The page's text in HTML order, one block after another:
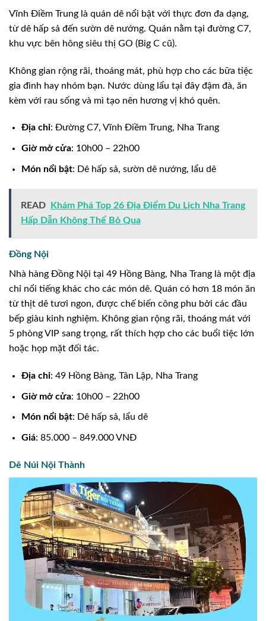
Vĩnh Điềm Trung là quán dê nổi bật với thực đơn đa dạng,
từ dê hấp sả đến sườn dê nướng. Quán nằm tại đường C7,
khu vực bên hông siêu thị GO (Big C cũ).
Không gian rộng rãi, thoáng mát, phù hợp cho các bữa tiệc
gia đình hay nhóm bạn. Nước dùng lẩu tại đây đậm đà, ăn
kèm với rau sống và mì tạo nên hương vị khó quên.
Địa chỉ: Đường C7, Vĩnh Điềm Trung, Nha Trang
Giờ mở cửa: 10h00 – 22h00
Món nổi bật: Dê hấp sả, sườn dê nướng, lẩu dê
READ
Khám Phá Top 26 Địa Điểm Du Lịch Nha Trang
Hấp Dẫn Không Thể Bỏ Qua
Đồng Nội
Nhà hàng Đồng Nội tại 49 Hồng Bàng, Nha Trang là một địa
chỉ nổi tiếng khác cho các món dê. Quán có hơn 18 món ăn
từ thịt dê tươi ngon, được chế biến công phu bởi các đầu
bếp giàu kinh nghiệm. Không gian rộng rãi, thoáng mát với
5 phòng VIP sang trọng, rất thích hợp cho các buổi tiệc lớn
hoặc họp mặt đối tác.
Địa chỉ: 49 Hồng Bàng, Tân Lập, Nha Trang
Giờ mở cửa: 10h00 – 22h00
Món nổi bật: Dê hấp sả, lẩu dê
Giá: 85.000 – 849.000 VNĐ
Dê Núi Nội Thành